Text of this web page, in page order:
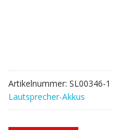
Artikelnummer: SL00346-1
Lautsprecher-Akkus